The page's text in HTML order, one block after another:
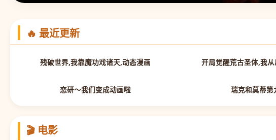
🔥 最近更新
第19集
残破世界,我靠魔功戏诸天,动态漫画 开局觉醒荒古圣体,我
恋研～我们变成动画啦 瑞克和莫蒂第
🎬 电影